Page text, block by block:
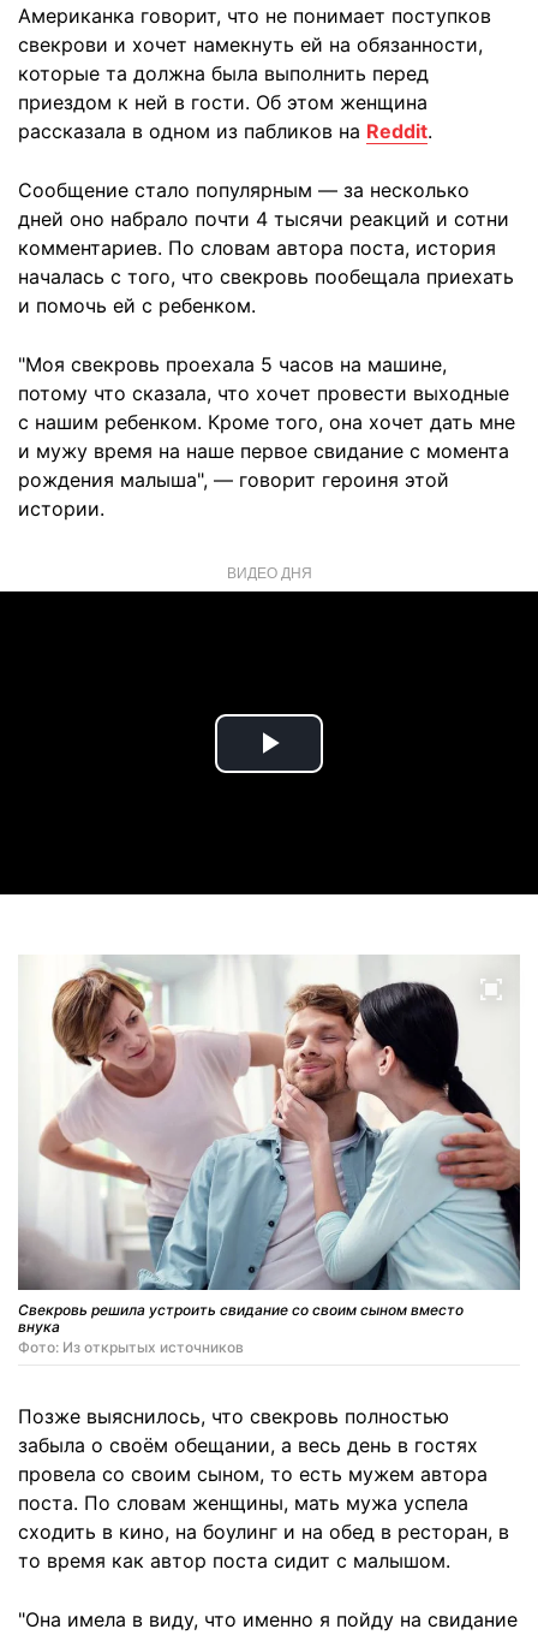
Американка говорит, что не понимает поступков
свекрови и хочет намекнуть ей на обязанности,
которые та должна была выполнить перед
приездом к ней в гости. Об этом женщина
рассказала в одном из пабликов на Reddit.
Сообщение стало популярным — за несколько
дней оно набрало почти 4 тысячи реакций и сотни
комментариев. По словам автора поста, история
началась с того, что свекровь пообещала приехать
и помочь ей с ребенком.
"Моя свекровь проехала 5 часов на машине,
потому что сказала, что хочет провести выходные
с нашим ребенком. Кроме того, она хочет дать мне
и мужу время на наше первое свидание с момента
рождения малыша", — говорит героиня этой
истории.
ВИДЕО ДНЯ
Play
Свекровь решила устроить свидание со своим сыном вместо
внука
Фото: Из открытых источников
Позже выяснилось, что свекровь полностью
забыла о своём обещании, а весь день в гостях
провела со своим сыном, то есть мужем автора
поста. По словам женщины, мать мужа успела
сходить в кино, на боулинг и на обед в ресторан, в
то время как автор поста сидит с малышом.
"Она имела в виду, что именно я пойду на свидание